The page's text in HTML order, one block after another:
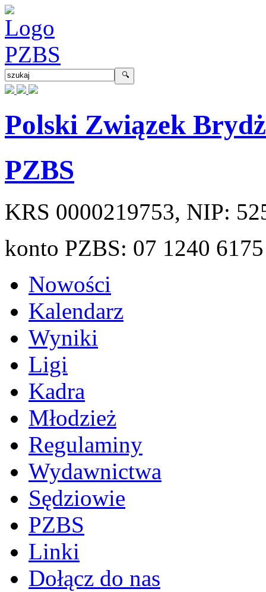
Polski Związek
PZBS
KRS 0000219753, NIP:
konto PZBS: 07 1240
Nowości
Kalendarz
Wyniki
Ligi
Kadra
Młodzież
Regulaminy
Wydawnictwa
Sędziowie
PZBS
Linki
Dołącz do nas